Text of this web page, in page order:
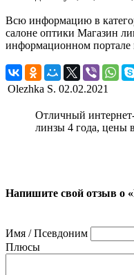
Всю информацию в
салоне оптики Магазин
информационном портале
Olezhka S. 02.02.2021
Отличный
линзы 4 года, цены
Напишите свой отзыв о
Имя / Псевдоним
Плюсы